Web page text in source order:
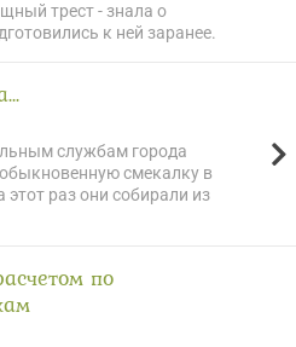
трест - знала о
к ней заранее.
службам города
смекалку в
раз они собирали из
по